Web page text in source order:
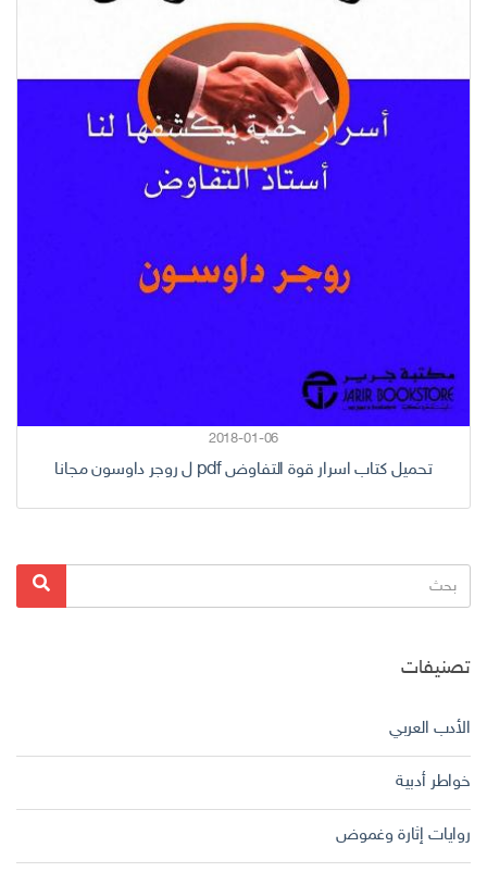
2018-01-06
تحميل كتاب اسرار قوة التفاوض pdf ل روجر داوسون مجانا
البحث
عن:
بحث
تصنيفات
الأدب العربي
خواطر أدبية
روايات إثارة وغموض